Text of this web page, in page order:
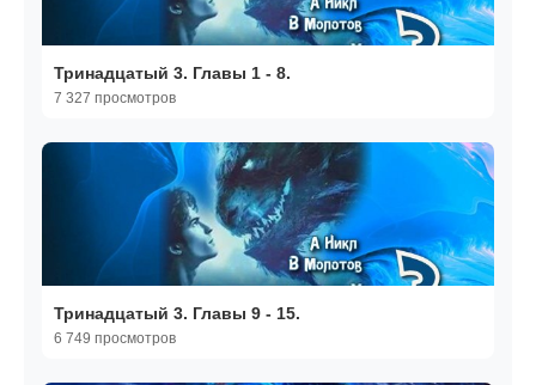
Тринадцатый 3. Главы 1 - 8.
7 327 просмотров
Тринадцатый 3. Главы 9 - 15.
6 749 просмотров